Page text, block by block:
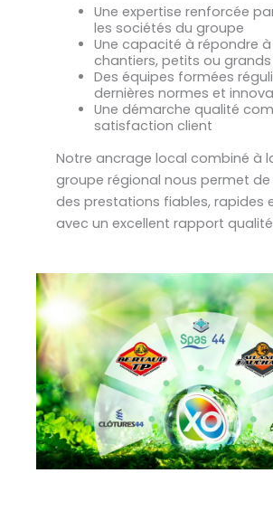
Une expertise renforcée
les sociétés du groupe
Une capacité à répondre
chantiers, petits ou grands
Des équipes formées
dernières normes et
Une démarche qualité
satisfaction client
Notre ancrage local combiné à
groupe régional nous permet
des prestations fiables, rapides
avec un excellent rapport